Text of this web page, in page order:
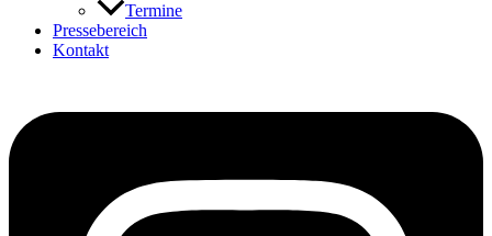
Termine
Pressebereich
Kontakt